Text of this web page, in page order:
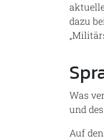
dazu
Was
und
Auf